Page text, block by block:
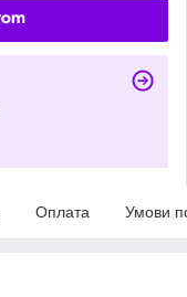
Оплата Умови